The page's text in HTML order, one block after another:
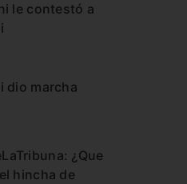
le contestó a
dio marcha
¿Que
hincha de